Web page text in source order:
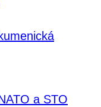
a STO